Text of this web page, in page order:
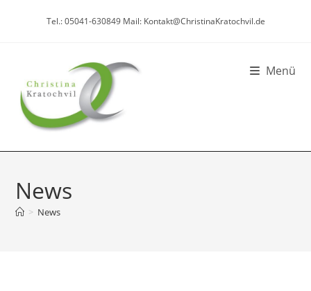
Tel.: 05041-630849 Mail: Kontakt@ChristinaKratochvil.de
Menü
News
> News